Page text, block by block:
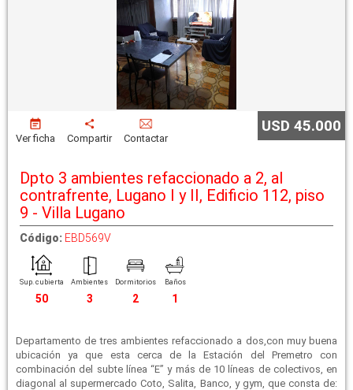
Ver ficha Compartir Contactar
USD 45.000
Dpto 3 ambientes refaccionado a 2, al
contrafrente, Lugano I y II, Edificio 112, piso
9 - Villa Lugano
Código: EBD569V
Sup. cubierta
50
Ambientes
3
Dormitorios
2
Baños
1
Departamento de tres ambientes refaccionado a dos,con muy buena
ubicación ya que esta cerca de la Estación del Premetro con
combinación del subte línea “E” y más de 10 líneas de colectivos, en
diagonal al supermercado Coto, Salita, Banco, y gym, que consta de: